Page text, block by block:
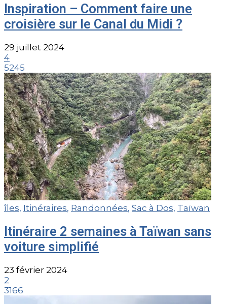
Inspiration – Comment faire une
croisière sur le Canal du Midi ?
29 juillet 2024
4
5245
îles, Itinéraires, Randonnées, Sac à Dos, Taïwan
Itinéraire 2 semaines à Taïwan sans
voiture simplifié
23 février 2024
2
3166